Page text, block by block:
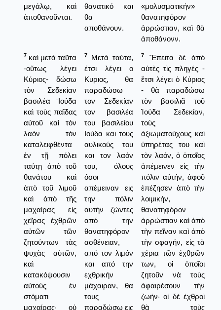
μεγάλῳ, καὶ
ἀποθανοῦνται.
θανατικό και
θα
αποθάνουν.
«μολυσματικήν»
θανατηφόρον
ἀρρώστιαν, καὶ θὰ
ἀποθάνονν.
7 καὶ μετὰ ταῦτα
-οὕτως λέγει
Κύριος- δώσω
τὸν Σεδεκίαν
βασιλέα ᾿Ιούδα
καὶ τοὺς παῖδας
αὐτοῦ καὶ τὸν
λαὸν τὸν
καταλειφθέντα
ἐν τῇ πόλει
ταύτῃ ἀπὸ τοῦ
θανάτου καὶ
ἀπὸ τοῦ λιμοῦ
καὶ ἀπὸ τῆς
μαχαίρας εἰς
χεῖρας ἐχθρῶν
αὐτῶν τῶν
ζητούντων τὰς
ψυχὰς αὐτῶν,
καὶ
κατακόψουσιν
αὐτοὺς ἐν
στόματι
μαχαίρας· οὐ
7
Μετά ταύτα,
έτσι λέγει ο
Κυριος, θα
παραδώσω
τον Σεδεκίαν
τον βασιλέα
του βασιλείου
Ιούδα και τους
αυλικούς του
και τον λαόν
του, όλους
όσοι
απέμειναν εις
την πόλιν
αυτήν ζώντες
από την
θανατηφόρον
ασθένειαν,
από τον λιμόν
και από την
εχθρικήν
μάχαιραν, θα
τους
παραδώσω εις
7
Ἔπειτα δὲ ἀπὸ
αὐτὲς τὶς πληγές -
ἔτσι λέγει ὁ Κύριος
- θὰ παραδώσω
τὸν βασιλιᾶ τοῦ
Ἰούδα Σεδεκίαν,
τοὺς
ἀξιωματούχους καὶ
ὑπηρέτας του καὶ
τὸν λαόν, ὁ ὁποῖος
ἀπέμεινεν εἰς τὴν
πόλιν αὐτήν, ἀφοῦ
ἐπέζησεν ἀπὸ τὴν
λοιμικήν,
θανατηφόρον
ἀρρώστιαν καὶ ἀπὸ
τὴν πεῖναν καὶ ἀπὸ
τὴν σφαγήν, εἰς τὰ
χέρια τῶν ἐχθρῶν
των, οἱ ὁποῖοι
ζητοῦν νὰ τοὺς
ἀφαιρέσουν τὴν
ζωήν· οἱ δὲ ἐχθροὶ
θὰ τοὺς